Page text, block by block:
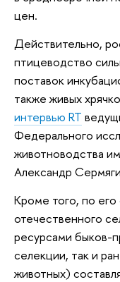
цен.
Действительно,
птицеводство
поставок
также живых
интервью RT
Федерального
животноводства
Александр
Кроме того, по
отечественного
ресурсами быков-
селекции, так и
животных)